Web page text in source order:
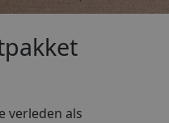
verleden als